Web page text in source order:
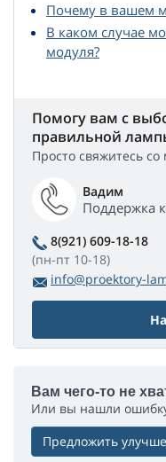
Почему в вашем
В каком случае
модуля?
Помогу вам с
правильной
Просто свяжитесь со
Вадим
Поддержка
8(921) 609-18-18
(пн-пт 10-18)
info@proektory-
Вам чего-то не
Или вы нашли
Предложить